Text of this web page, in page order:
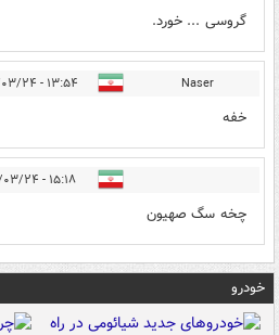
گروسی ... خورد.
Naser ۱۳:۵۴ - ۱۴۰۵/۰۳/۲۴
خفه
۱۵:۱۸ - ۱۴۰۵/۰۳/۲۴
چخه سگ صهیون
خودرو